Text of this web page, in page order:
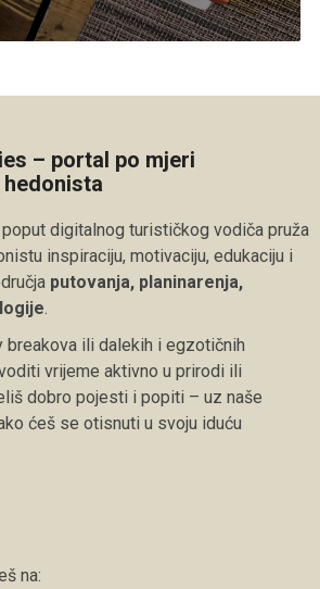
– portal po mjeri
poput digitalnog turističkog vodiča pruža
inspiraciju, motivaciju, edukaciju i
putovanja, planinarenja,
.
breakova ili dalekih i egzotičnih
vrijeme aktivno u prirodi ili
dobro pojesti i popiti – uz naše
ćeš se otisnuti u svoju iduću
na: